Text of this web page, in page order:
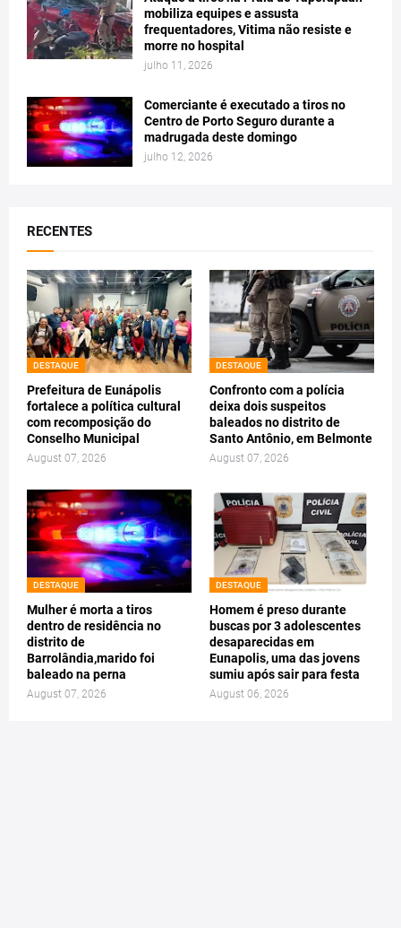
mobiliza equipes e assusta
frequentadores, Vitima não resiste e
morre no hospital
julho 11, 2026
Comerciante é executado a tiros no
Centro de Porto Seguro durante a
madrugada deste domingo
julho 12, 2026
RECENTES
DESTAQUE
Prefeitura de Eunápolis
fortalece a política cultural
com recomposição do
Conselho Municipal
August 07, 2026
DESTAQUE
Confronto com a polícia
deixa dois suspeitos
baleados no distrito de
Santo Antônio, em Belmonte
August 07, 2026
DESTAQUE
Mulher é morta a tiros
dentro de residência no
distrito de
Barrolândia,marido foi
baleado na perna
August 07, 2026
DESTAQUE
Homem é preso durante
buscas por 3 adolescentes
desaparecidas em
Eunapolis, uma das jovens
sumiu após sair para festa
August 06, 2026